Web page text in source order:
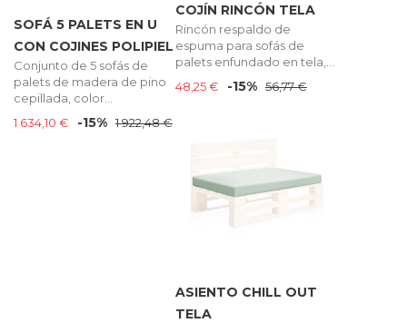
SOFÁ 5 PALETS EN U
CON COJINES POLIPIEL
Conjunto de 5 sofás de
palets de madera de pino
cepillada, color...
1 634,10 €
-15% 1 922,48 €
COJÍN RINCÓN TELA
Rincón respaldo de
espuma para sofás de
palets enfundado en tela,...
48,25 €
-15% 56,77 €
ASIENTO CHILL OUT
TELA